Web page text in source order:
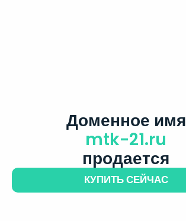
Доменное имя
mtk-21.ru
продается
КУПИТЬ СЕЙЧАС